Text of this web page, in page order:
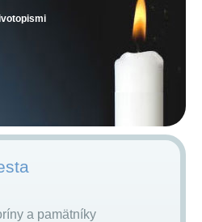
a pamätníky